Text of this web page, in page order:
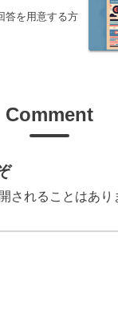
答を用意する方
Comment
されることはあり